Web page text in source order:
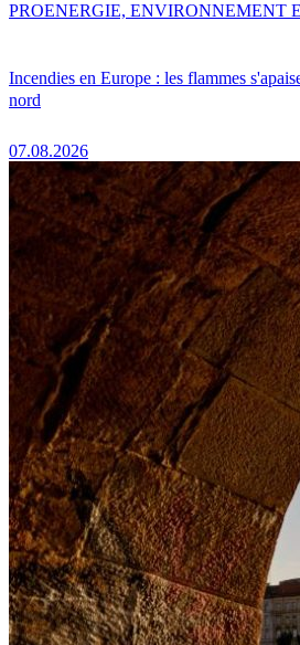
Incendies en Europe : les flammes
nord
07.08.2026
PROENERGIE, ENVIRONNEMENT